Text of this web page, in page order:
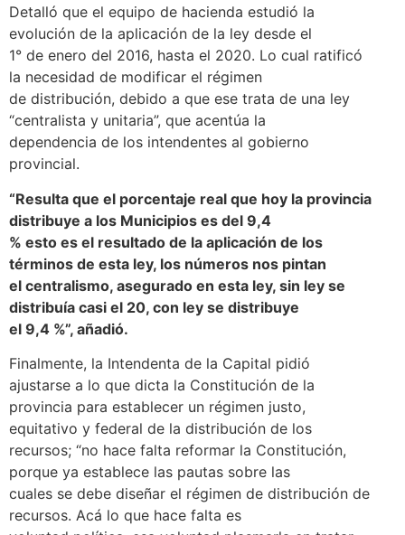
Detalló que el equipo de hacienda estudió la
evolución de la aplicación de la ley desde el
1° de enero del 2016, hasta el 2020. Lo cual ratificó
la necesidad de modificar el régimen
de distribución, debido a que ese trata de una ley
“centralista y unitaria”, que acentúa la
dependencia de los intendentes al gobierno
provincial.
“Resulta que el porcentaje real que hoy la provincia
distribuye a los Municipios es del 9,4
% esto es el resultado de la aplicación de los
términos de esta ley, los números nos pintan
el centralismo, asegurado en esta ley, sin ley se
distribuía casi el 20, con ley se distribuye
el 9,4 %”, añadió.
Finalmente, la Intendenta de la Capital pidió
ajustarse a lo que dicta la Constitución de la
provincia para establecer un régimen justo,
equitativo y federal de la distribución de los
recursos; “no hace falta reformar la Constitución,
porque ya establece las pautas sobre las
cuales se debe diseñar el régimen de distribución de
recursos. Acá lo que hace falta es